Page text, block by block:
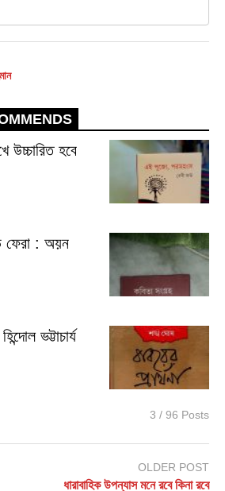
উচ্চারিত হবে
ফেরা : অয়ন
ভট্টাচার্য
3 / 96 Posts
OLDER POST
ধারাবাহিক উপন্যাস মনে রবে কিনা রবে